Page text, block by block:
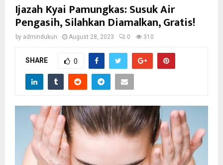
Ijazah Kyai Pamungkas: Susuk Air
Pengasih, Silahkan Diamalkan, Gratis!
by admindukun August 28, 2023 0 310
SHARE 0